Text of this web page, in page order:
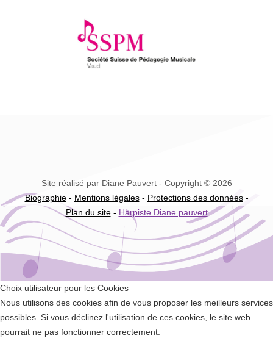
Site réalisé par Diane Pauvert - Copyright © 2026
Biographie- Mentions légales- Protections des données-
Plan du site- Harpiste Diane pauvert
Choix utilisateur pour les Cookies
Nous utilisons des cookies afin de vous proposer les meilleurs services
possibles. Si vous déclinez l'utilisation de ces cookies, le site web
pourrait ne pas fonctionner correctement.